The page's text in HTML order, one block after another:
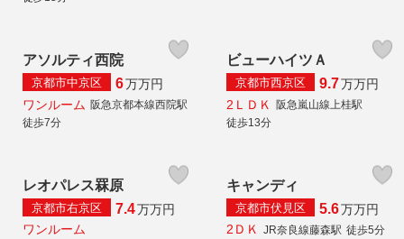
アソルティ西院
京都市中京区 6万万円
ワンルーム 阪急京都本線西院駅
徒歩7分
ビューハイツＡ
京都市西京区 9.7万万円
2ＬＤＫ
阪急嵐山線上桂駅
徒歩13分
レオパレス罧原
京都市右京区 7.4万万円
ワンルーム
キャンディ
京都市伏見区 5.6万万円
2ＤＫ JR奈良線藤森駅 徒歩5分